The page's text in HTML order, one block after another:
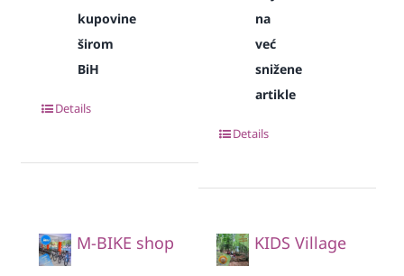
kupovine
širom
BiH
Details
na
već
snižene
artikle
Details
M-BIKE shop KIDS Village